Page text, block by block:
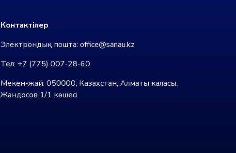
Контактілер
Электрондық пошта: office@sanau.kz
Тел: +7 (775) 007-28-60
Мекен-жай: 050000, Казахстан, Алматы каласы,
Жандосов 1/1 көшесі